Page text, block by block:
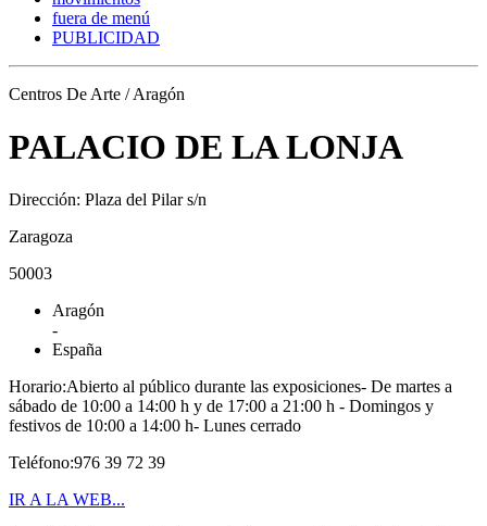
fuera de menú
PUBLICIDAD
Centros De Arte / Aragón
PALACIO DE LA LONJA
Dirección: Plaza del Pilar s/n
Zaragoza
50003
Aragón
-
España
Horario:Abierto al público durante las exposiciones- De martes a
sábado de 10:00 a 14:00 h y de 17:00 a 21:00 h - Domingos y
festivos de 10:00 a 14:00 h- Lunes cerrado
Teléfono:976 39 72 39
IR A LA WEB...